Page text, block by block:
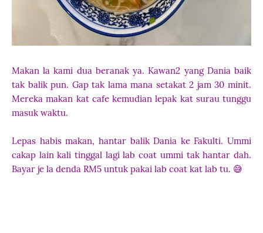
Makan la kami dua beranak ya. Kawan2 yang Dania baik
tak balik pun. Gap tak lama mana setakat 2 jam 30 minit.
Mereka makan kat cafe kemudian lepak kat surau tunggu
masuk waktu.
Lepas habis makan, hantar balik Dania ke Fakulti. Ummi
cakap lain kali tinggal lagi lab coat ummi tak hantar dah.
Bayar je la denda RM5 untuk pakai lab coat kat lab tu. 😅